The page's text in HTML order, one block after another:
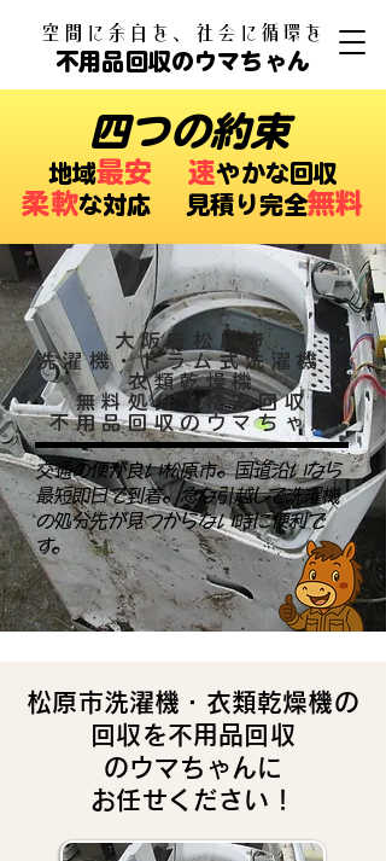
​空間に余白を、社会に循環を
不用品回収のウマちゃん
四つの約束
​地域最安 速やかな回収
柔軟な対応 ​見積り完全無料
大阪府松原市
洗濯機・ドラム式洗濯機・
衣類乾燥機
無料処分・格安回収
不用品回収のウマちゃん
交通の便が良い松原市。国道沿いなら
最短即日で到着。急な引越しで洗濯機
の処分先が見つからない時に便利で
す。
松原市洗濯機・衣類乾燥機の
回収を不用品回収
のウマちゃんに
お任せください！